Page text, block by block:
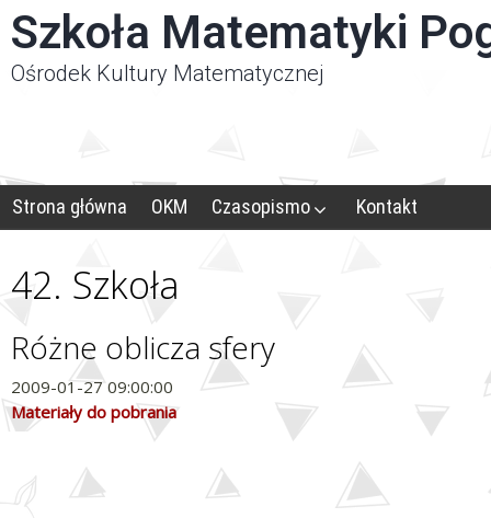
Szkoła Matematyki
Ośrodek Kultury Matematycznej
Strona główna OKM Czasopismo Kontakt
42. Szkoła
Różne oblicza sfery
2009-01-27 09:00:00
Materiały do pobrania